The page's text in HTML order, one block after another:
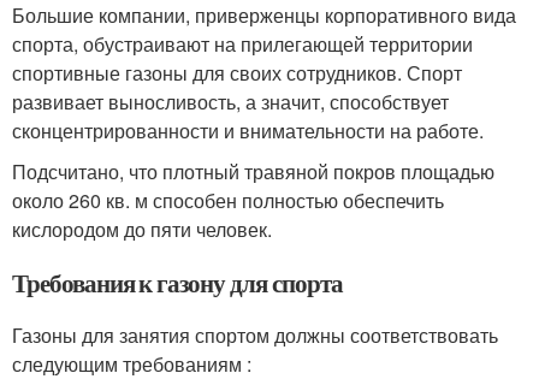
Большие компании, приверженцы корпоративного вида
спорта, обустраивают на прилегающей территории
спортивные газоны для своих сотрудников. Спорт
развивает выносливость, а значит, способствует
сконцентрированности и внимательности на работе.
Подсчитано, что плотный травяной покров площадью
около 260 кв. м способен полностью обеспечить
кислородом до пяти человек.
Требования к газону для спорта
Газоны для занятия спортом должны соответствовать
следующим требованиям :